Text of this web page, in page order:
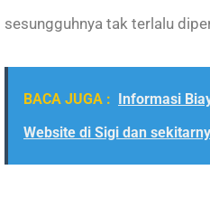
sesungguhnya tak terlalu
BACA JUGA :
Informasi
Website di Sigi dan